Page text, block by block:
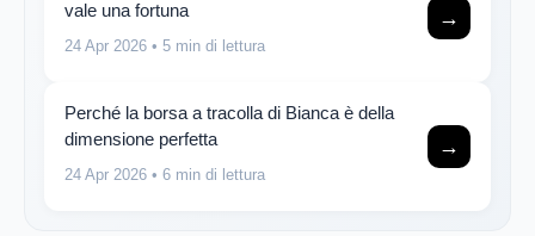
vale una fortuna
24 Apr 2026 • 5 min di lettura
→
Perché la borsa a tracolla di Bianca è della
dimensione perfetta
24 Apr 2026 • 6 min di lettura
→